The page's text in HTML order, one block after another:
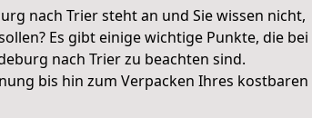
nach Trier steht an und Sie wissen nicht,
Es gibt einige wichtige Punkte, die bei
nach Trier zu beachten sind.
bis hin zum Verpacken Ihres kostbaren